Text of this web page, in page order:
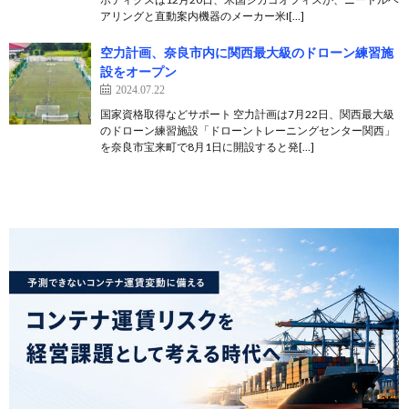
アリングと直動案内機器のメーカー米I[…]
空力計画、奈良市内に関西最大級のドローン練習施
設をオープン
2024.07.22
国家資格取得などサポート 空力計画は7月22日、関西最大級
のドローン練習施設「ドローントレーニングセンター関西」
を奈良市宝来町で8月1日に開設すると発[…]